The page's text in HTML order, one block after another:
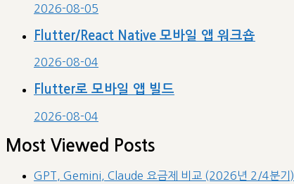
2026-08-05
Flutter/React Native 모바일 앱 워크숍
2026-08-04
Flutter로 모바일 앱 빌드
2026-08-04
Most Viewed Posts
GPT, Gemini, Claude 요금제 비교 (2026년 2/4분기)